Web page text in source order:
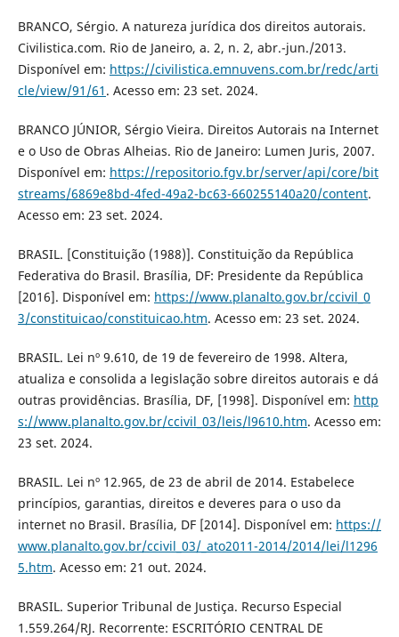
BRANCO, Sérgio. A natureza jurídica dos direitos autorais.
Civilistica.com. Rio de Janeiro, a. 2, n. 2, abr.-jun./2013.
Disponível em: https://civilistica.emnuvens.com.br/redc/arti
cle/view/91/61 . Acesso em: 23 set. 2024.
BRANCO JÚNIOR, Sérgio Vieira. Direitos Autorais na Internet
e o Uso de Obras Alheias. Rio de Janeiro: Lumen Juris, 2007.
Disponível em: https://repositorio.fgv.br/server/api/core/bit
streams/6869e8bd-4fed-49a2-bc63-660255140a20/content.
Acesso em: 23 set. 2024.
BRASIL. [Constituição (1988)]. Constituição da República
Federativa do Brasil. Brasília, DF: Presidente da República
[2016]. Disponível em: https://www.planalto.gov.br/ccivil_0
3/constituicao/constituicao.htm. Acesso em: 23 set. 2024.
BRASIL. Lei nº 9.610, de 19 de fevereiro de 1998. Altera,
atualiza e consolida a legislação sobre direitos autorais e dá
outras providências. Brasília, DF, [1998]. Disponível em: http
s://www.planalto.gov.br/ccivil_03/leis/l9610.htm. Acesso em:
23 set. 2024.
BRASIL. Lei nº 12.965, de 23 de abril de 2014. Estabelece
princípios, garantias, direitos e deveres para o uso da
internet no Brasil. Brasília, DF [2014]. Disponível em: https://
www.planalto.gov.br/ccivil_03/_ato2011-2014/2014/lei/l1296
5.htm. Acesso em: 21 out. 2024.
BRASIL. Superior Tribunal de Justiça. Recurso Especial
1.559.264/RJ. Recorrente: ESCRITÓRIO CENTRAL DE